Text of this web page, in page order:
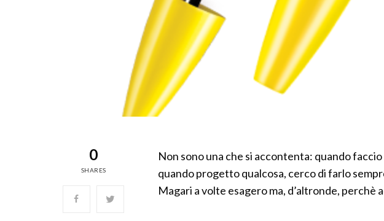
0
SHARES
Non sono una che si accontenta: quando
quando progetto qualcosa, cerco di farlo
Magari a volte esagero ma, d’altronde, perchè